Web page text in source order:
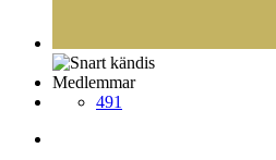
Medlemmar
491